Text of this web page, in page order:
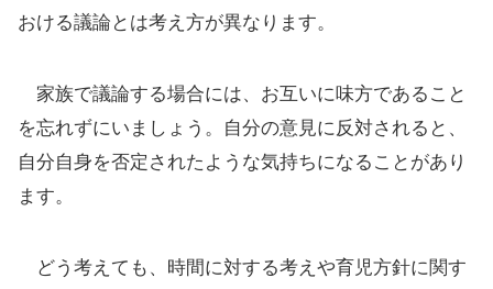
おける議論とは考え方が異なります。
家族で議論する場合には、お互いに味方であること
を忘れずにいましょう。自分の意見に反対されると、
自分自身を否定されたような気持ちになることがあり
ます。
どう考えても、時間に対する考えや育児方針に関す